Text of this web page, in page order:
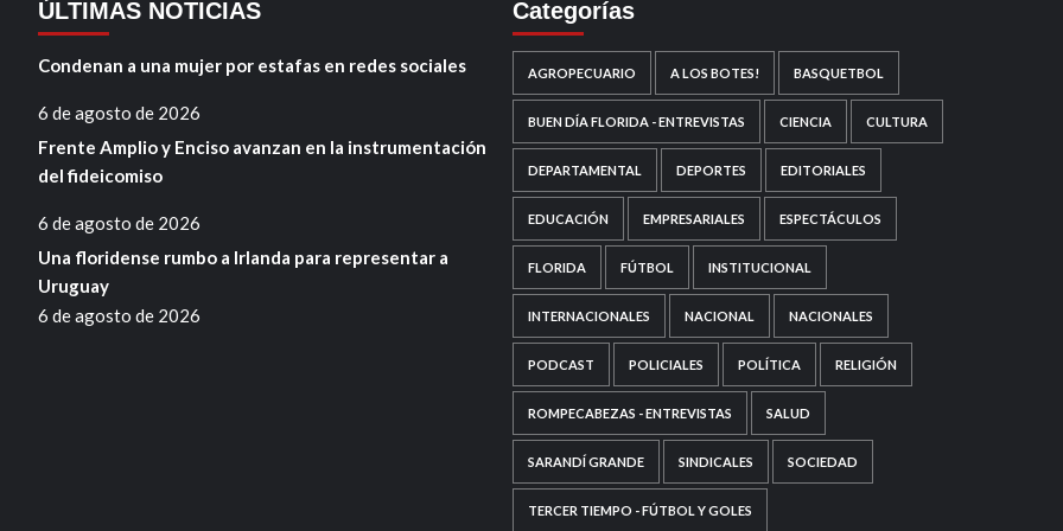
ÚLTIMAS NOTICIAS
Condenan a una mujer por estafas en redes sociales
6 de agosto de 2026
Frente Amplio y Enciso avanzan en la instrumentación
del fideicomiso
6 de agosto de 2026
Una floridense rumbo a Irlanda para representar a
Uruguay
6 de agosto de 2026
Categorías
AGROPECUARIO A LOS BOTES! BASQUETBOL
BUEN DÍA FLORIDA - ENTREVISTAS CIENCIA CULTURA
DEPARTAMENTAL DEPORTES EDITORIALES
EDUCACIÓN EMPRESARIALES ESPECTÁCULOS
FLORIDA FÚTBOL INSTITUCIONAL
INTERNACIONALES NACIONAL NACIONALES
PODCAST POLICIALES POLÍTICA RELIGIÓN
ROMPECABEZAS - ENTREVISTAS SALUD
SARANDÍ GRANDE SINDICALES SOCIEDAD
TERCER TIEMPO - FÚTBOL Y GOLES